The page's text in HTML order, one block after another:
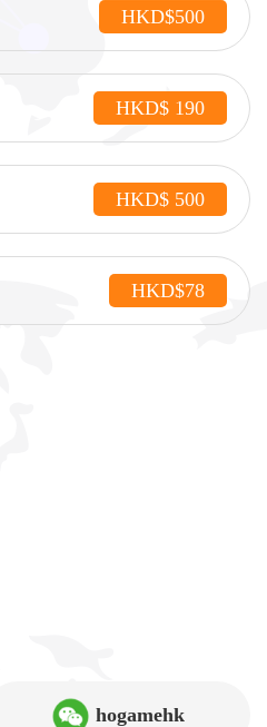
HKD$500
HKD$ 190
HKD$ 500
HKD$78
hogamehk